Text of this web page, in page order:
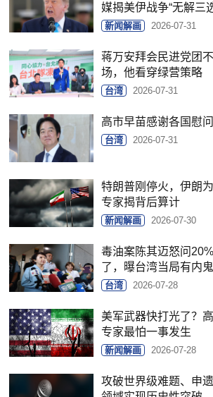
媒揭美伊战争“无解三
新闻解画 2026-07-31
蒋万安拜会民进党团
场，他看穿绿营策略
台湾 2026-07-31
高市早苗感谢各国慰
台湾 2026-07-31
特朗普刚停火，伊朗
专家揭背后算计
新闻解画 2026-07-30
毒油案陈其迈怒问
了，曝台湾当局有内鬼
台湾 2026-07-28
美军武器快打光了？
专家最怕一事发生
新闻解画 2026-07-28
攻破世界级难题、申